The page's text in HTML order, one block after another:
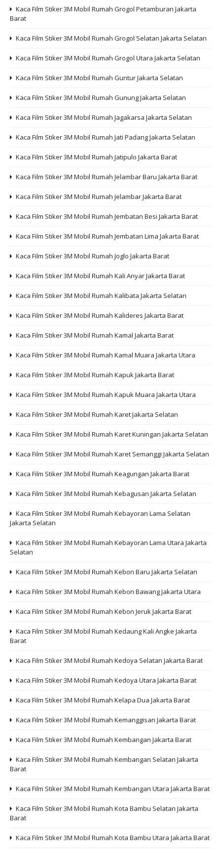
Kaca Film Stiker 3M Mobil Rumah Grogol Petamburan Jakarta
Barat
Kaca Film Stiker 3M Mobil Rumah Grogol Selatan Jakarta Selatan
Kaca Film Stiker 3M Mobil Rumah Grogol Utara Jakarta Selatan
Kaca Film Stiker 3M Mobil Rumah Guntur Jakarta Selatan
Kaca Film Stiker 3M Mobil Rumah Gunung Jakarta Selatan
Kaca Film Stiker 3M Mobil Rumah Jagakarsa Jakarta Selatan
Kaca Film Stiker 3M Mobil Rumah Jati Padang Jakarta Selatan
Kaca Film Stiker 3M Mobil Rumah Jatipulo Jakarta Barat
Kaca Film Stiker 3M Mobil Rumah Jelambar Baru Jakarta Barat
Kaca Film Stiker 3M Mobil Rumah Jelambar Jakarta Barat
Kaca Film Stiker 3M Mobil Rumah Jembatan Besi Jakarta Barat
Kaca Film Stiker 3M Mobil Rumah Jembatan Lima Jakarta Barat
Kaca Film Stiker 3M Mobil Rumah Joglo Jakarta Barat
Kaca Film Stiker 3M Mobil Rumah Kali Anyar Jakarta Barat
Kaca Film Stiker 3M Mobil Rumah Kalibata Jakarta Selatan
Kaca Film Stiker 3M Mobil Rumah Kalideres Jakarta Barat
Kaca Film Stiker 3M Mobil Rumah Kamal Jakarta Barat
Kaca Film Stiker 3M Mobil Rumah Kamal Muara Jakarta Utara
Kaca Film Stiker 3M Mobil Rumah Kapuk Jakarta Barat
Kaca Film Stiker 3M Mobil Rumah Kapuk Muara Jakarta Utara
Kaca Film Stiker 3M Mobil Rumah Karet Jakarta Selatan
Kaca Film Stiker 3M Mobil Rumah Karet Kuningan Jakarta Selatan
Kaca Film Stiker 3M Mobil Rumah Karet Semanggi Jakarta Selatan
Kaca Film Stiker 3M Mobil Rumah Keagungan Jakarta Barat
Kaca Film Stiker 3M Mobil Rumah Kebagusan Jakarta Selatan
Kaca Film Stiker 3M Mobil Rumah Kebayoran Lama Selatan
Jakarta Selatan
Kaca Film Stiker 3M Mobil Rumah Kebayoran Lama Utara Jakarta
Selatan
Kaca Film Stiker 3M Mobil Rumah Kebon Baru Jakarta Selatan
Kaca Film Stiker 3M Mobil Rumah Kebon Bawang Jakarta Utara
Kaca Film Stiker 3M Mobil Rumah Kebon Jeruk Jakarta Barat
Kaca Film Stiker 3M Mobil Rumah Kedaung Kali Angke Jakarta
Barat
Kaca Film Stiker 3M Mobil Rumah Kedoya Selatan Jakarta Barat
Kaca Film Stiker 3M Mobil Rumah Kedoya Utara Jakarta Barat
Kaca Film Stiker 3M Mobil Rumah Kelapa Dua Jakarta Barat
Kaca Film Stiker 3M Mobil Rumah Kemanggisan Jakarta Barat
Kaca Film Stiker 3M Mobil Rumah Kembangan Jakarta Barat
Kaca Film Stiker 3M Mobil Rumah Kembangan Selatan Jakarta
Barat
Kaca Film Stiker 3M Mobil Rumah Kembangan Utara Jakarta Barat
Kaca Film Stiker 3M Mobil Rumah Kota Bambu Selatan Jakarta
Barat
Kaca Film Stiker 3M Mobil Rumah Kota Bambu Utara Jakarta Barat